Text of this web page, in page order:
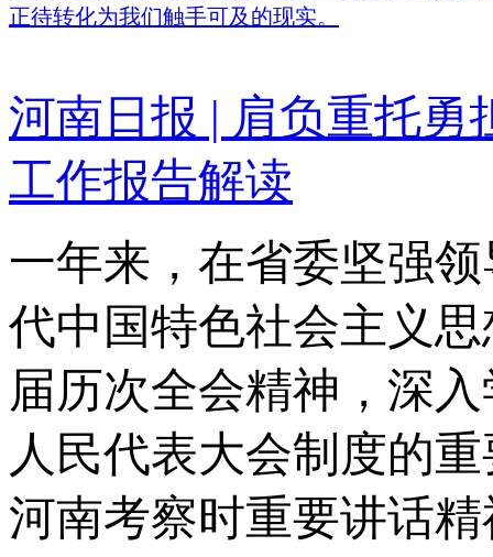
正待转化为我们触手可及的现实。
河南日报 | 肩负重托
工作报告解读
一年来，在省委坚强
代中国特色社会主义
届历次全会精神，深
人民代表大会制度的
河南考察时重要讲话